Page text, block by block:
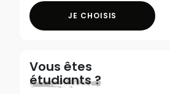
JE CHOISIS
Vous êtes
étudiants ?